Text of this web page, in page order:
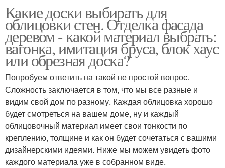
Какие доски выбирать для
облицовки стен. Отделка фасада
деревом - какой материал выбрать:
вагонка, имитация бруса, блок хаус
или обрезная доска?
Попробуем ответить на такой не простой вопрос.
Сложность заключается в том, что мы все разные и
видим свой дом по разному. Каждая облицовка хорошо
будет смотреться на вашем доме, ну и каждый
облицовочный материал имеет свои тонкости по
креплению, толщине и как он будет сочетаться с вашими
дизайнерскими идеями. Ниже мы можем увидеть фото
каждого материала уже в собранном виде.